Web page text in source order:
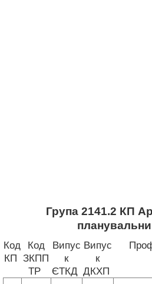
Група 2141.2 КП
Код
КП
Код
ЗКПП
ТР
Випус
к
ЄТКД
Випус
к
ДКХП